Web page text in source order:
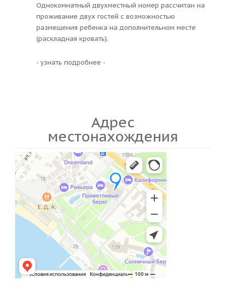
Однокомнатный двухместный номер рассчитан на
проживание двух гостей с возможностью
размещения ребенка на дополнительном месте
(раскладная кровать).
- узнать подробнее -
Адрес
местонахождения